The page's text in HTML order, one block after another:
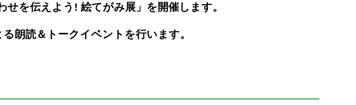
を伝えよう! 絵てがみ展」を開催します。
朗読＆トークイベントを行います。